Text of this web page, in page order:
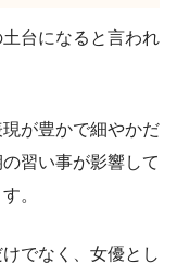
台になると言われ
が豊かで細やかだ
習い事が影響して
。
でなく、女優とし